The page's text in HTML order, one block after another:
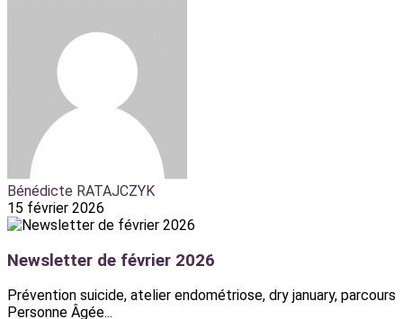
Bénédicte RATAJCZYK
15 février 2026
Newsletter de février 2026
Prévention suicide, atelier endométriose, dry january, parcours
Personne Âgée...